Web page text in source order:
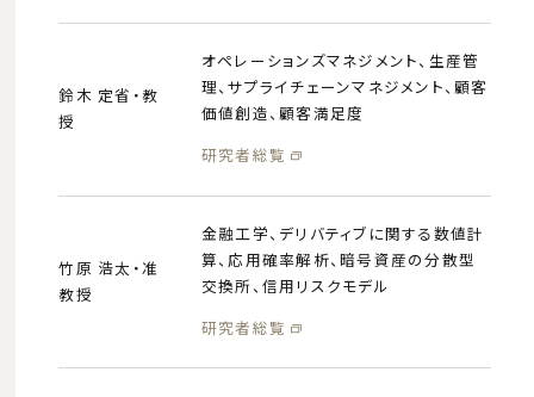
鈴木 定省・教
授
オペレーションズマネジメント、生産管
理、サプライチェーンマネジメント、顧客
価値創造、顧客満足度
研究者総覧
竹原 浩太・准
教授
金融工学、デリバティブに関する数値計
算、応用確率解析、暗号資産の分散型
交換所、信用リスクモデル
研究者総覧